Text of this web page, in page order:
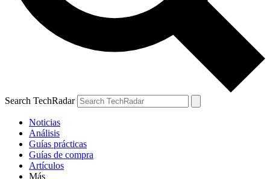
Search TechRadar
Noticias
Análisis
Guías prácticas
Guías de compra
Artículos
Más